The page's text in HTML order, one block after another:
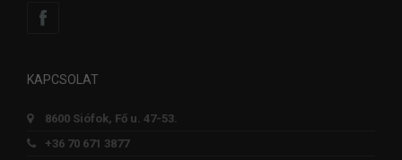
KAPCSOLAT
8600 Siófok, Fő u. 47-53.
+36 70 671 3877